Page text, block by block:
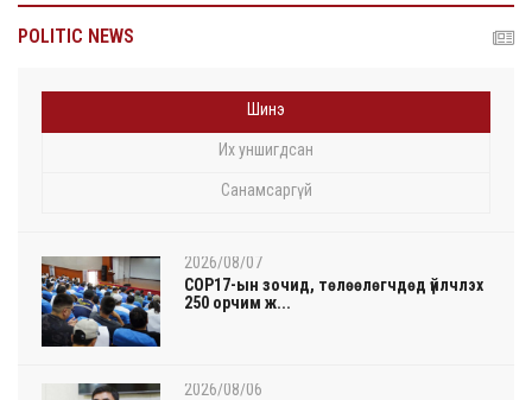
POLITIC NEWS
Шинэ
Их уншигдсан
Санамсаргүй
2026/08/07
COP17-ын зочид, төлөөлөгчдөд үйлчлэх
250 орчим ж...
2026/08/06